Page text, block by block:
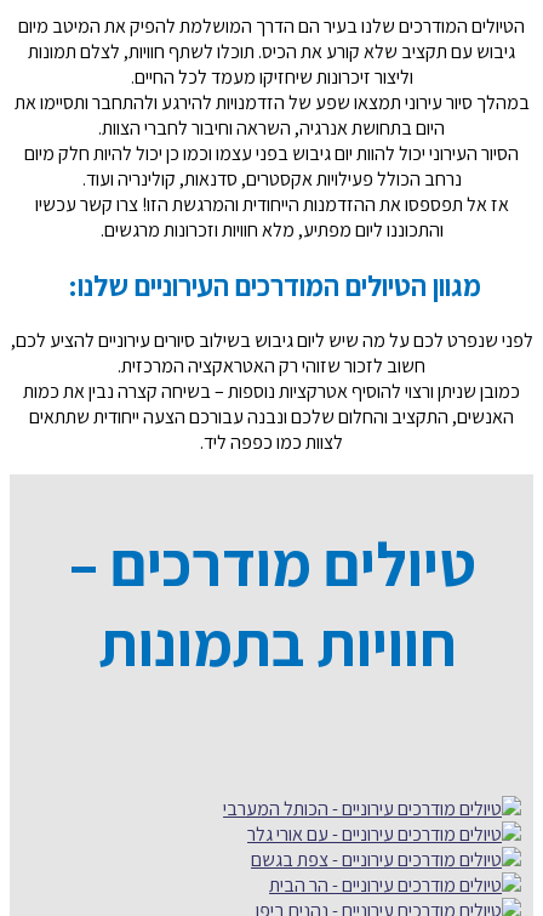
הטיולים המודרכים שלנו בעיר הם הדרך המושלמת להפיק את המיטב מיום
גיבוש עם תקציב שלא קורע את הכיס. תוכלו לשתף חוויות, לצלם תמונות
וליצור זיכרונות שיחזיקו מעמד לכל החיים.
במהלך סיור עירוני תמצאו שפע של הזדמנויות להירגע ולהתחבר ותסיימו את
היום בתחושת אנרגיה, השראה וחיבור לחברי הצוות.
הסיור העירוני יכול להוות יום גיבוש בפני עצמו וכמו כן יכול להיות חלק מיום
נרחב הכולל פעילויות אקסטרים, סדנאות, קולינריה ועוד.
אז אל תפספסו את ההזדמנות הייחודית והמרגשת הזו! צרו קשר עכשיו
והתכוננו ליום מפתיע, מלא חוויות וזכרונות מרגשים.
מגוון הטיולים המודרכים העירוניים שלנו:
לפני שנפרט לכם על מה שיש ליום גיבוש בשילוב סיורים עירוניים להציע לכם,
חשוב לזכור שזוהי רק האטראקציה המרכזית.
כמובן שניתן ורצוי להוסיף אטרקציות נוספות–בשיחה קצרה נבין את כמות
האנשים, התקציב והחלום שלכם ונבנה עבורכם הצעה ייחודית שתתאים
לצוות כמו כפפה ליד.
טיולים מודרכים –
חוויות בתמונות